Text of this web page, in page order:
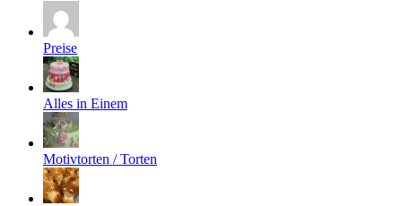
Preise
Alles in Einem
Motivtorten / Torten